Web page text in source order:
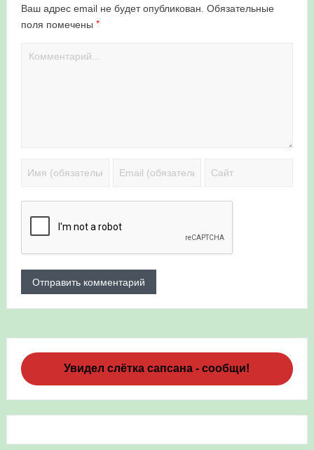
Ваш адрес email не будет опубликован. Обязательные
поля помечены *
Увидел слётка сапсана - сообщи!